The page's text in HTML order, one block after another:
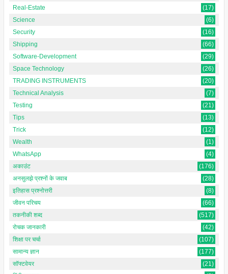
Real-Estate
(17)
Science
(6)
Security
(16)
Shipping
(66)
Software-Development
(29)
Space Technology
(26)
TRADING INSTRUMENTS
(20)
Technical Analysis
(7)
Testing
(21)
Tips
(13)
Trick
(12)
Wealth
(1)
WhatsApp
(4)
अकाउंट
(176)
अनसुलझे प्रश्नों के जवाब
(28)
इतिहास प्रश्नोत्तरी
(8)
जीवन परिचय
(66)
तकनीकी शब्द
(517)
रोचक जानकारी
(42)
शिक्षा पर चर्चा
(107)
सामान्य ज्ञान
(177)
सॉफ्टवेयर
(21)